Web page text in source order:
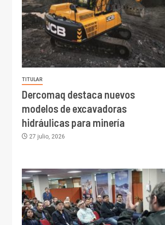
TITULAR
Dercomaq destaca nuevos
modelos de excavadoras
hidráulicas para minería
27 julio, 2026